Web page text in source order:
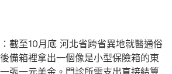
截至10月底 河北省跨省異地就醫通俗
備箱裡拿出一個像是小型保險箱的東
張一元美金。門診所需支出直接結算